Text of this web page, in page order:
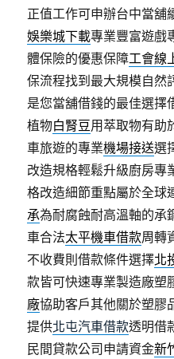
正值工作可申辦台中當舖
娛樂城下載專業豐富遊戲
體保險的優惠保障工會線
保流程找到最大規模自然
是您當舖借錢的最佳選擇
植物白腎豆用萃取物有助
車旅遊的專業機場接送選
改造規格輕鬆升級廚房專
格改造細節重點屬於全球
承為耐腐蝕耐高溫軸的承
車合法太平機車借款周轉
不收費則借款條件選擇北
款皆可快速專業製造廠塑
廠協助客戶其他關於塑膠
提供北屯汽車借款透明借
民間貸款公司申請資金新